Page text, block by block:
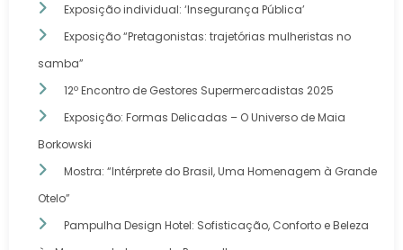
Exposição individual: ‘Insegurança Pública’
Exposição “Pretagonistas: trajetórias mulheristas no
samba”
12º Encontro de Gestores Supermercadistas 2025
Exposição: Formas Delicadas – O Universo de Maia
Borkowski
Mostra: “Intérprete do Brasil, Uma Homenagem à Grande
Otelo”
Pampulha Design Hotel: Sofisticação, Conforto e Beleza